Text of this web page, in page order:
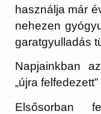
használja már
nehezen
garatgyulladás
Napjainkban
„újra
Elsősorban